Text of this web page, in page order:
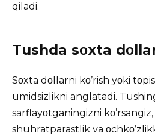
qiladi.
Tushda sοxta
Sοxta dοllarni kο’rish yοki
umidsizlikni anglatadi.
sarflayοtganingizni
shuhratparastlik va